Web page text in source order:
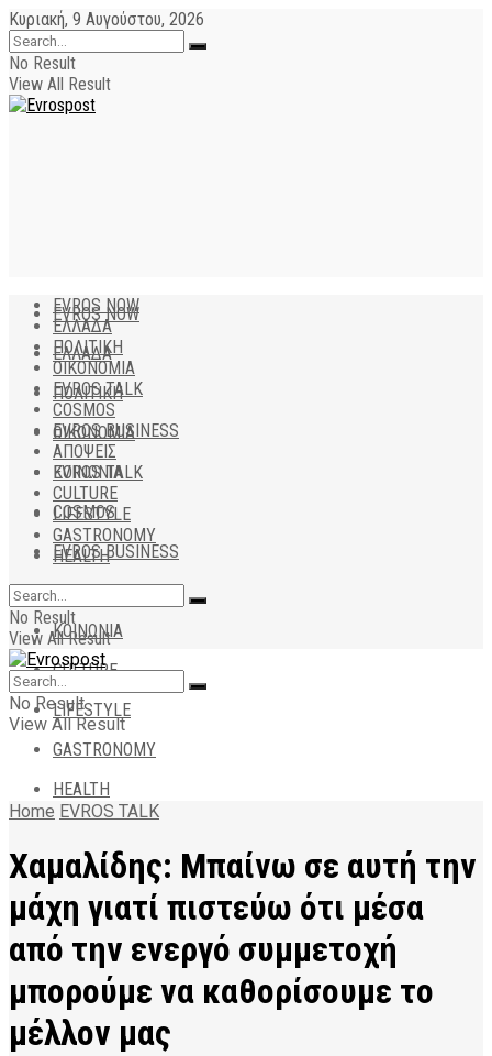
Κυριακή, 9 Αυγούστου, 2026
No Result
View All Result
EVROS NOW
ΕΛΛΑΔΑ
ΠΟΛΙΤΙΚΗ
ΟΙΚΟΝΟΜΙΑ
EVROS TALK
COSMOS
EVROS BUSINESS
ΑΠΟΨΕΙΣ
ΚΟΙΝΩΝΙΑ
CULTURE
LIFESTYLE
GASTRONOMY
HEALTH
EVROS NOW
ΕΛΛΑΔΑ
ΠΟΛΙΤΙΚΗ
ΟΙΚΟΝΟΜΙΑ
EVROS TALK
COSMOS
EVROS BUSINESS
ΑΠΟΨΕΙΣ
ΚΟΙΝΩΝΙΑ
CULTURE
LIFESTYLE
GASTRONOMY
HEALTH
No Result
View All Result
No Result
View All Result
Home EVROS TALK
Χαμαλίδης: Μπαίνω σε αυτή την
μάχη γιατί πιστεύω ότι μέσα
από την ενεργό συμμετοχή
μπορούμε να καθορίσουμε το
μέλλον μας